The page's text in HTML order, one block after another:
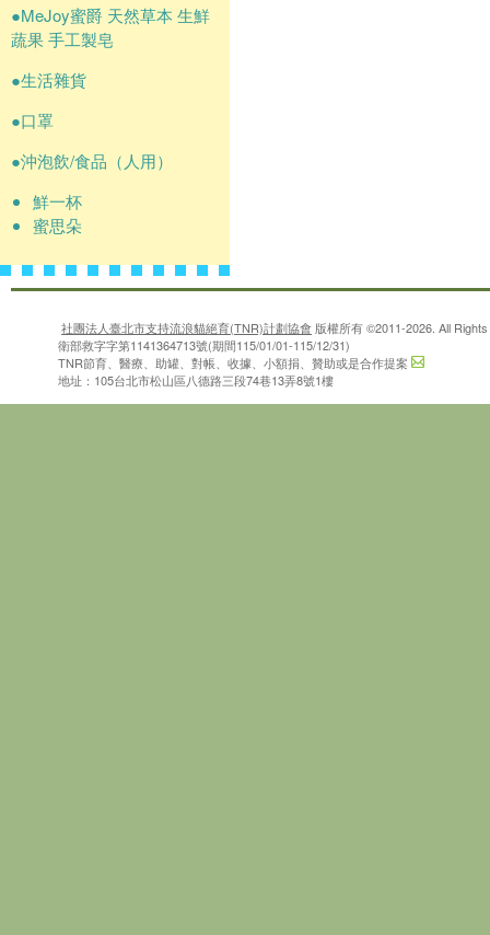
●MeJoy蜜爵 天然草本 生鮮
蔬果 手工製皂
●生活雜貨
●口罩
●沖泡飲/食品（人用）
鮮一杯
蜜思朵
社團法人臺北市支持流浪貓絕育(TNR)計劃協會 版權所有 ©2011-2026. All
衛部救字字第1141364713號(期間115/01/01-115/12/31)
TNR節育、醫療、助罐、對帳、收據、小額捐、贊助或是合作提案
地址：105台北市松山區八德路三段74巷13弄8號1樓